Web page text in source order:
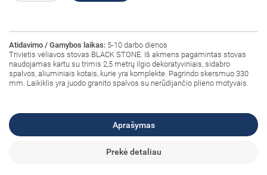
Atidavimo / Gamybos laikas: 5-10 darbo dienos
Trivietis vėliavos stovas BLACK STONE. Iš akmens pagamintas stovas
naudojamas kartu su trimis 2,5 metrų ilgio dekoratyviniais, sidabro
spalvos, aliuminiais kotais, kurie yra komplekte. Pagrindo skersmuo 330
mm. Laikiklis yra juodo granito spalvos su nerūdijančio plieno motyvais.
Aprašymas
Prekė detaliau